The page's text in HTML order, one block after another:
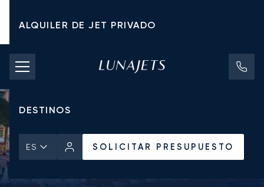
ALQUILER DE JET PRIVADO
TARIFAS DE CHÁRTER
JETS PRIVADOS
DESTINOS
ES SOLICITAR PRESUPUESTO